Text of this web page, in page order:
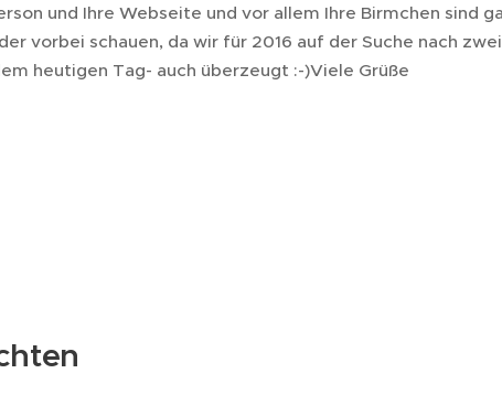
und Ihre Webseite und vor allem Ihre Birmchen sind
vorbei schauen, da wir für 2016 auf der Suche nach zwei
heutigen Tag- auch überzeugt :-)Viele Grüße